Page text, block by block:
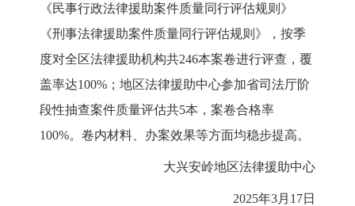
《民事行政法律援助案件质量同行评估规则》
《刑事法律援助案件质量同行评估规则》，按季
度对全区法律援助机构共246本案卷进行评查，覆
盖率达100%；地区法律援助中心参加省司法厅阶
段性抽查案件质量评估共5本，案卷合格率
100%。卷内材料、办案效果等方面均稳步提高。
大兴安岭地区法律援助中心
2025年3月17日